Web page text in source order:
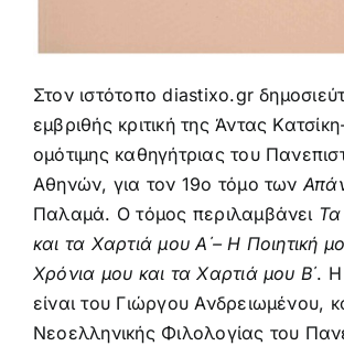
Στον ιστότοποdiastixo.gr
εμβριθής κριτική της Άντας
ομότιμης καθηγήτριας του
Αθηνών, για τον 19ο τόμο των
Παλαμά. Ο τόμος περιλαμβάνει
και τα Χαρτιά μου Α΄– Η Ποιητική
Χρόνια μου και τα Χαρτιά μου Β΄. Η
είναι του Γιώργου Ανδρειωμένου,
Νεοελληνικής Φιλολογίας του